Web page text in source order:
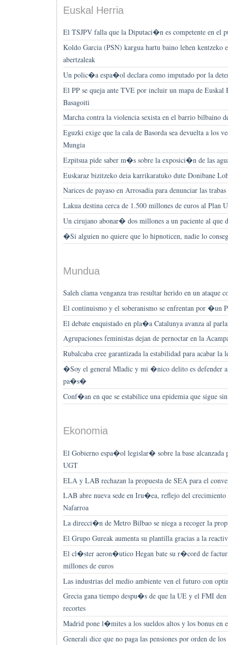
Euskal Herria
El TSJPV falla que la Diputaci�n es competente en el
Koldo Garcia (PSN) kargua hartu baino lehen kentzeko
abertzaleak
Un polic�a espa�ol declara como imputado por la
El PP se queja ante TVE por incluir un mapa de Euskal
Basagoiti
Marcha contra la violencia sexista en el barrio bilbaino
Eguzki exige que la cala de Basorda sea devuelta a los
Mungia
Ezpitsua pide saber m�s sobre la exposici�n de las
Euskaraz bizitzeko deia karrikaratuko dute Donibane
Narices de payaso en Arrosadia para denunciar las
Lakua destina cerca de 1.500 millones de euros al Plan
Un cirujano abonar� dos millones a un paciente al
�Si alguien no quiere que lo hipnoticen, nadie lo
Mundua
Saleh clama venganza tras resultar herido en un ataque
El continuismo y el soberanismo se enfrentan por
El debate enquistado en pla�a Catalunya avanza al
Agrupaciones feministas dejan de pernoctar en la
Rubalcaba cree garantizada la estabilidad para acabar la
�Soy el general Mladic y mi �nico delito es defender
pa�s�
Conf�an en que se estabilice una epidemia que sigue
Ekonomia
El Gobierno espa�ol legislar� sobre la base alcanzada
UGT
ELA y LAB rechazan la propuesta de SEA para el
LAB abre nueva sede en Iru�ea, reflejo del crecimiento
Nafarroa
La direcci�n de Metro Bilbao se niega a recoger la
El Grupo Gureak aumenta su plantilla gracias a la
El cl�ster aeron�utico Hegan bate su r�cord de
millones de euros
Las industrias del medio ambiente ven el futuro con
Grecia gana tiempo despu�s de que la UE y el FMI
recortes
Madrid pone l�mites a los sueldos altos y los bonus en
Generali dice que no paga las pensiones por orden de